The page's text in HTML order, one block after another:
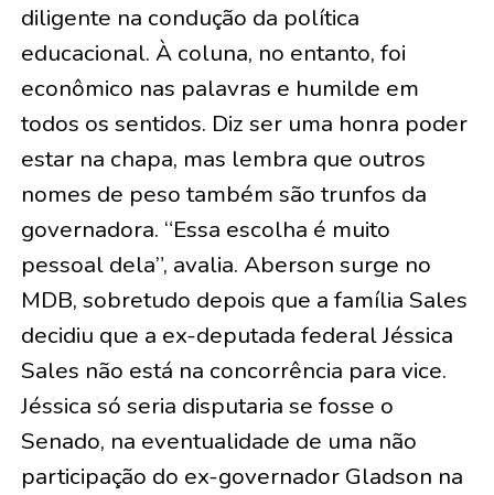
diligente na condução da política
educacional. À coluna, no entanto, foi
econômico nas palavras e humilde em
todos os sentidos. Diz ser uma honra poder
estar na chapa, mas lembra que outros
nomes de peso também são trunfos da
governadora. “Essa escolha é muito
pessoal dela”, avalia. Aberson surge no
MDB, sobretudo depois que a família Sales
decidiu que a ex-deputada federal Jéssica
Sales não está na concorrência para vice.
Jéssica só seria disputaria se fosse o
Senado, na eventualidade de uma não
participação do ex-governador Gladson na